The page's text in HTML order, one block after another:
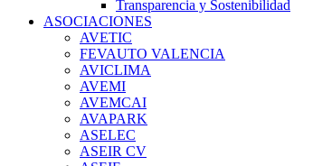
Transparencia y Sostenibilidad
ASOCIACIONES
AVETIC
FEVAUTO VALENCIA
AVICLIMA
AVEMI
AVEMCAI
AVAPARK
ASELEC
ASEIR CV